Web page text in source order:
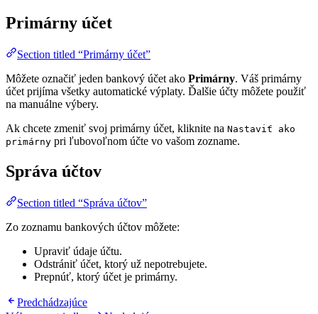
Primárny účet
Section titled “Primárny účet”
Môžete označiť jeden bankový účet ako Primárny. Váš primárny
účet prijíma všetky automatické výplaty. Ďalšie účty môžete použiť
na manuálne výbery.
Ak chcete zmeniť svoj primárny účet, kliknite na Nastaviť ako
primárny pri ľubovoľnom účte vo vašom zozname.
Správa účtov
Section titled “Správa účtov”
Zo zoznamu bankových účtov môžete:
Upraviť údaje účtu.
Odstrániť účet, ktorý už nepotrebujete.
Prepnúť, ktorý účet je primárny.
Predchádzajúce